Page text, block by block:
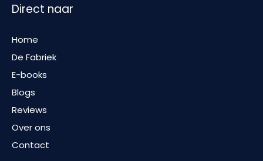
Direct naar
Home
De Fabriek
E-books
Blogs
Reviews
Over ons
Contact